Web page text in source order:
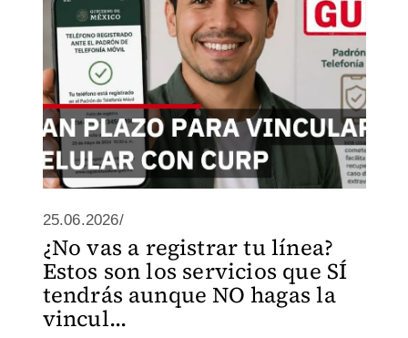
25.06.2026/
¿No vas a registrar tu línea?
Estos son los servicios que SÍ
tendrás aunque NO hagas la
vincul...